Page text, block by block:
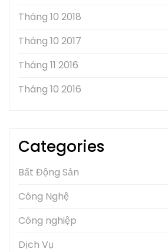
Tháng 10 2018
Tháng 10 2017
Tháng 11 2016
Tháng 10 2016
Categories
Bất Động Sản
Công Nghệ
Công nghiệp
Dịch Vụ